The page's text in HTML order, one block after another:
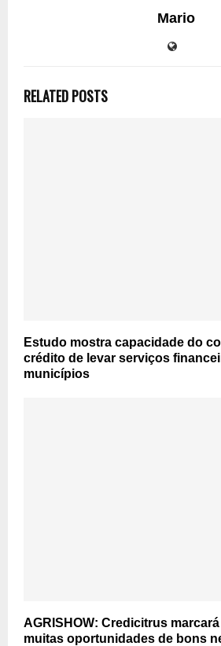
Mario
RELATED POSTS
Estudo mostra capacidade do
crédito de levar serviços
municípios
AGRISHOW: Credicitrus
muitas oportunidades de bons